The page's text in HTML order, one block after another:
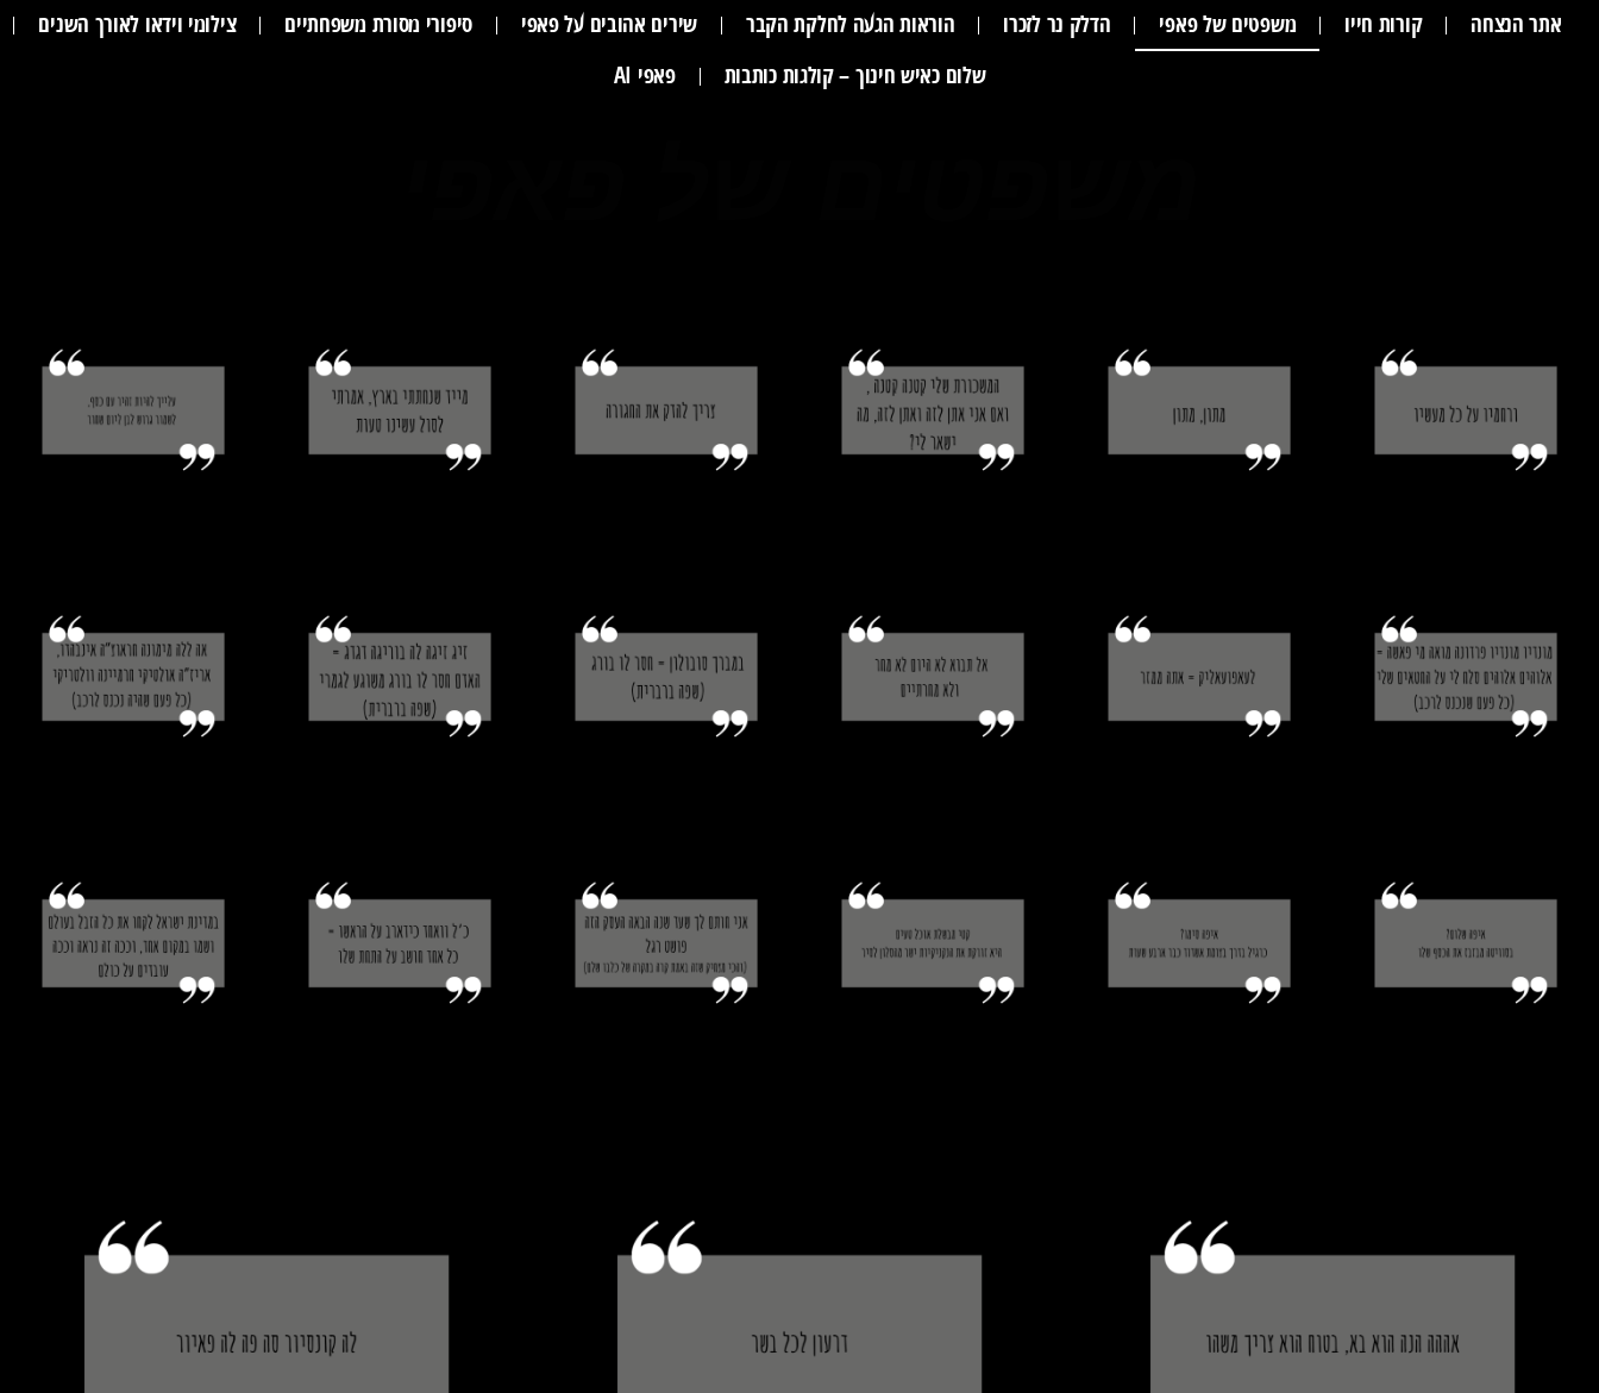
אתר הנצחה קורות חייו משפטים של פאפי הדלק נר לזכרו הוראות הגעה לחלקת הקבר שירים אהובים על פאפי סיפורי מסורת משפחתיים
צילומי וידאו לאורך השנים
שלום כאיש חינוך – קולגות כותבות
פאפי AI